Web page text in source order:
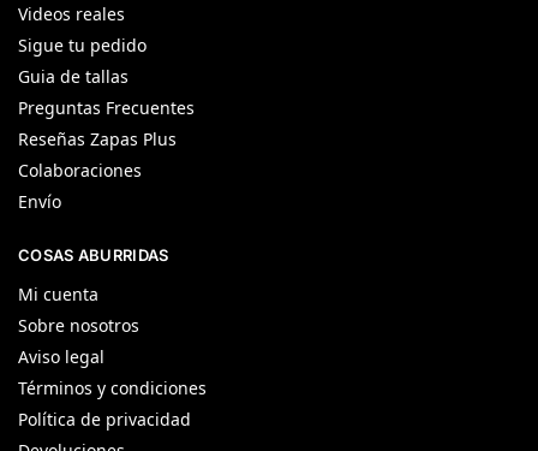
Videos reales
Sigue tu pedido
Guia de tallas
Preguntas Frecuentes
Reseñas Zapas Plus
Colaboraciones
Envío
COSAS ABURRIDAS
Mi cuenta
Sobre nosotros
Aviso legal
Términos y condiciones
Política de privacidad